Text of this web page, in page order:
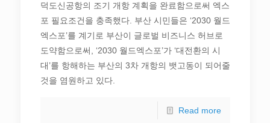
덕도신공항의 조기 개항 계획을 완료함으로써 엑스
포 필요조건을 충족했다. 부산 시민들은 ‘2030 월드
엑스포’를 계기로 부산이 글로벌 비즈니스 허브로
도약함으로써, ‘2030 월드엑스포’가 ‘대전환의 시
대’를 항해하는 부산의 3차 개항의 뱃고동이 되어줄
것을 염원하고 있다.
Read more